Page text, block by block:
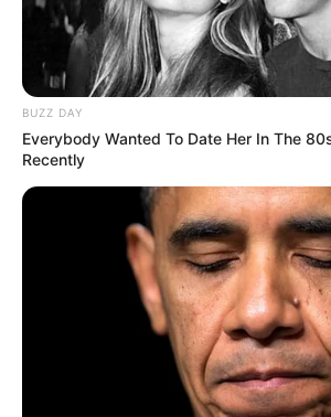
BUZZ DAY
Everybody Wanted To Date Her In The
Recently